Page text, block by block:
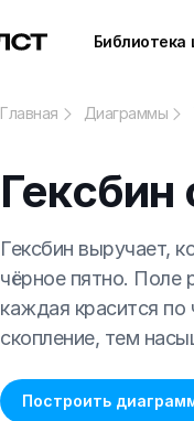
Библиотека
Главная Диаграммы
Гексбин
Гексбин выручает,
чёрное пятно. Поле
каждая красится по
скопление, тем
Построить